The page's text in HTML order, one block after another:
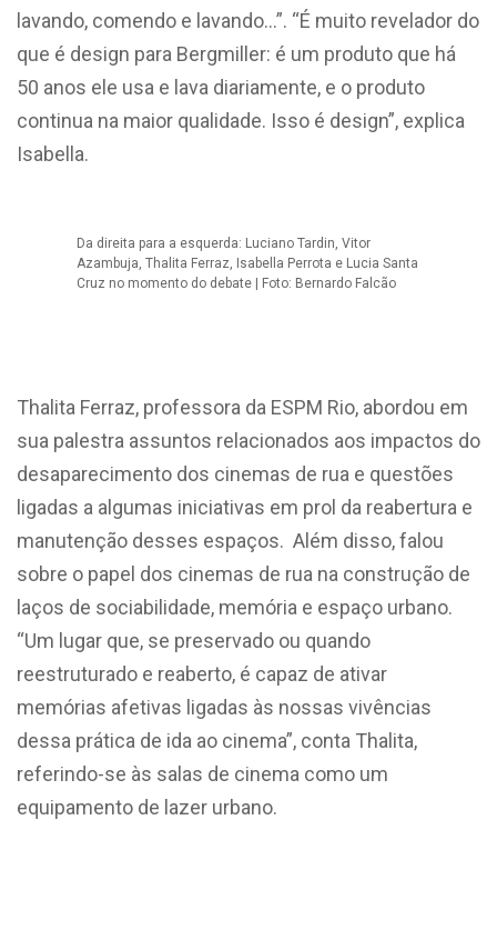
lavando, comendo e lavando…”. “É muito revelador do
que é design para Bergmiller: é um produto que há
50 anos ele usa e lava diariamente, e o produto
continua na maior qualidade. Isso é design”, explica
Isabella.
Da direita para a esquerda: Luciano Tardin, Vitor
Azambuja, Thalita Ferraz, Isabella Perrota e Lucia Santa
Cruz no momento do debate | Foto: Bernardo Falcão
Thalita Ferraz, professora da ESPM Rio, abordou em
sua palestra assuntos relacionados aos impactos do
desaparecimento dos cinemas de rua e questões
ligadas a algumas iniciativas em prol da reabertura e
manutenção desses espaços. Além disso, falou
sobre o papel dos cinemas de rua na construção de
laços de sociabilidade, memória e espaço urbano.
“Um lugar que, se preservado ou quando
reestruturado e reaberto, é capaz de ativar
memórias afetivas ligadas às nossas vivências
dessa prática de ida ao cinema”, conta Thalita,
referindo-se às salas de cinema como um
equipamento de lazer urbano.